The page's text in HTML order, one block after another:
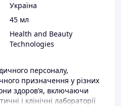
Україна
45 мл
Health and Beauty
Technologies
персоналу,
призначення у різних
здоров’я, включаючи
і клінічні лабораторії